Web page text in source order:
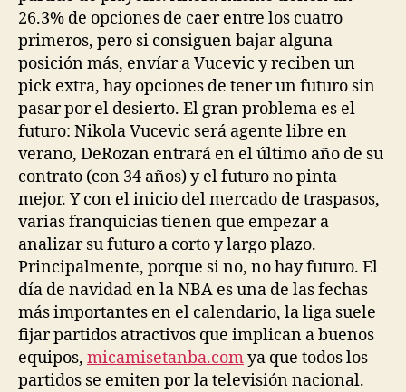
26.3% de opciones de caer entre los cuatro
primeros, pero si consiguen bajar alguna
posición más, envíar a Vucevic y reciben un
pick extra, hay opciones de tener un futuro sin
pasar por el desierto. El gran problema es el
futuro: Nikola Vucevic será agente libre en
verano, DeRozan entrará en el último año de su
contrato (con 34 años) y el futuro no pinta
mejor. Y con el inicio del mercado de traspasos,
varias franquicias tienen que empezar a
analizar su futuro a corto y largo plazo.
Principalmente, porque si no, no hay futuro. El
día de navidad en la NBA es una de las fechas
más importantes en el calendario, la liga suele
fijar partidos atractivos que implican a buenos
equipos, micamisetanba.comya que todos los
partidos se emiten por la televisión nacional.